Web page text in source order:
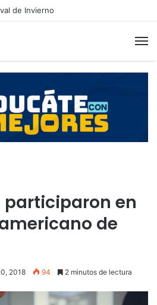
de Invierno
participaron en
de
2018 94 2 minutos de lectura